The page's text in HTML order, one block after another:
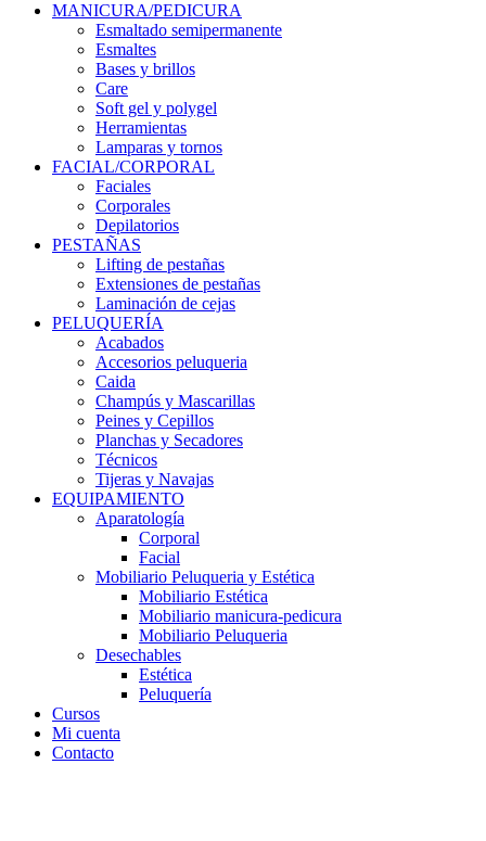
MANICURA/PEDICURA
Esmaltado semipermanente
Esmaltes
Bases y brillos
Care
Soft gel y polygel
Herramientas
Lamparas y tornos
FACIAL/CORPORAL
Faciales
Corporales
Depilatorios
PESTAÑAS
Lifting de pestañas
Extensiones de pestañas
Laminación de cejas
PELUQUERÍA
Acabados
Accesorios peluqueria
Caida
Champús y Mascarillas
Peines y Cepillos
Planchas y Secadores
Técnicos
Tijeras y Navajas
EQUIPAMIENTO
Aparatología
Corporal
Facial
Mobiliario Peluqueria y Estética
Mobiliario Estética
Mobiliario manicura-pedicura
Mobiliario Peluqueria
Desechables
Estética
Peluquería
Cursos
Mi cuenta
Contacto